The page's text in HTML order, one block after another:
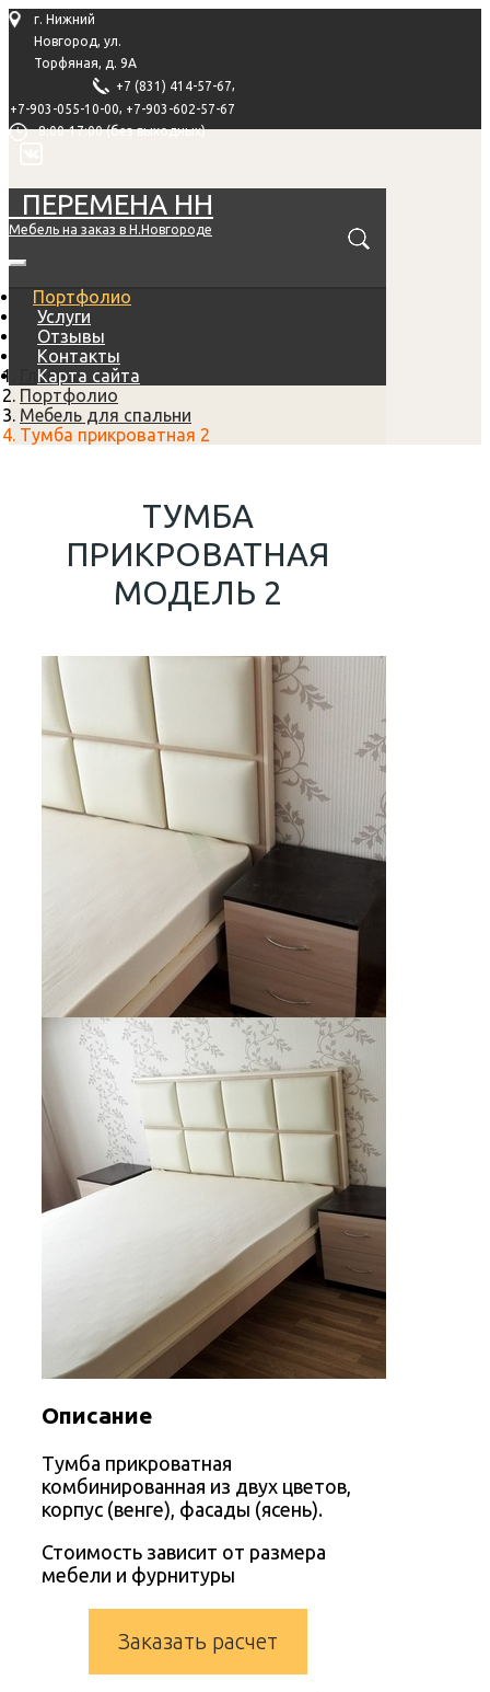
г. Нижний
Новгород, ул.
Торфяная, д. 9А
+7 (831) 414-57-67,
+7-903-055-10-00, +7-903-602-57-67
8:00-17:00 (без выходных)
ПЕРЕМЕНА НН
Мебель на заказ в Н.Новгороде
Портфолио
Услуги
Отзывы
Контакты
Карта сайта
Главная
Портфолио
Мебель для спальни
Тумба прикроватная 2
ТУМБА
ПРИКРОВАТНАЯ
МОДЕЛЬ 2
Описание
Тумба прикроватная
комбинированная из двух цветов,
корпус (венге), фасады (ясень).
Стоимость зависит от размера
мебели и фурнитуры
Заказать расчет